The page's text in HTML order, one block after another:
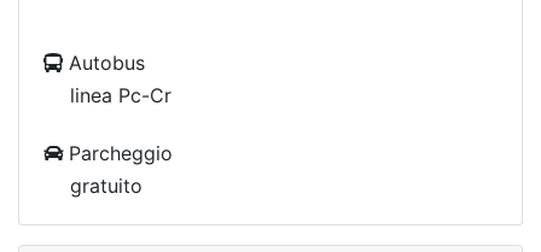
Autobus
linea Pc-Cr
Parcheggio
gratuito